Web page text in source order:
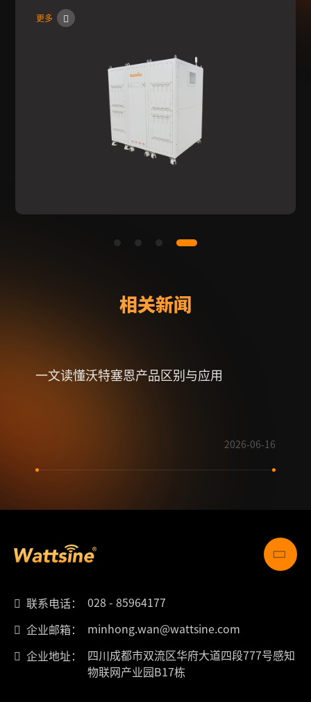
节等。
更多
相关新闻
一文读懂沃特塞恩产品区别与应用
2026-06-16
联系电话：
028 - 85964177
企业邮箱：
minhong.wan@wattsine.com
企业地址：
四川成都市双流区华府大道四段777号感知
物联网产业园B17栋